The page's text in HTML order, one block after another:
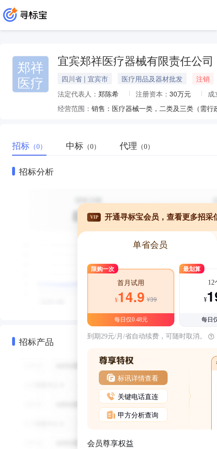
郑祥
医疗
宜宾郑祥医疗器械有限责任公司
四川省 | 宜宾市 医疗用品及器材批发
注销
法定代表人： 郑陈希 注册资本： 30万元
成
经营范围：
招标 （0） 中标 （0） 代理 （0）
招标分析
招标产品
VIP 开通寻标宝会员，查看更多招采
单省会员
限购一次
首月试用
¥14.9 ¥39
每日仅0.48元
最划算
12
¥
每日
到期29元/月/省自动续费，可随时取消。
标讯详情查看
关键电话直连
甲方分析查询
会员尊享权益